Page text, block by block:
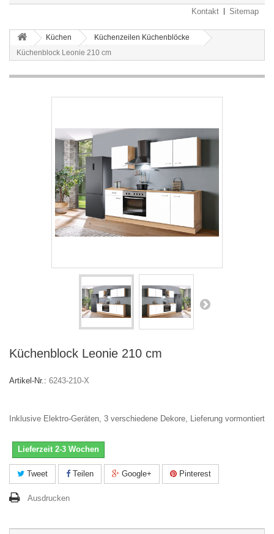
Kontakt Sitemap
Küchen
Küchenzeilen Küchenblöcke
Küchenblock Leonie 210 cm
Küchenblock Leonie 210 cm
Artikel-Nr.: 6243-210-X
Inklusive Elektro-Geräten, 3 verschiedene Dekore, Lieferung vormontiert
Lieferzeit 2-3 Wochen
Tweet Teilen Google+ Pinterest
Ausdrucken